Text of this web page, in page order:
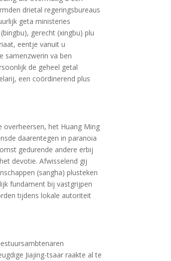
drietal regeringsbureaus
geta ministeries
gerecht (xingbu) plu
eentje vanuit u
samenzwerin va ben
de geheel getal
een coördinerend plus
overheersen, het Huang Ming
daarentegen in paranoia
gedurende andere erbij
devotie. Afwisselend gij
(sangha) plusteken
fundament bij vastgrijpen
tijdens lokale autoriteit
Jiajing-tsaar raakte al te